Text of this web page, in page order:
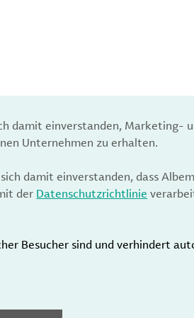
damit einverstanden, Marketing-
Unternehmen zu erhalten.
damit einverstanden, dass
der Datenschutzrichtlinie
Besucher sind und verhindert